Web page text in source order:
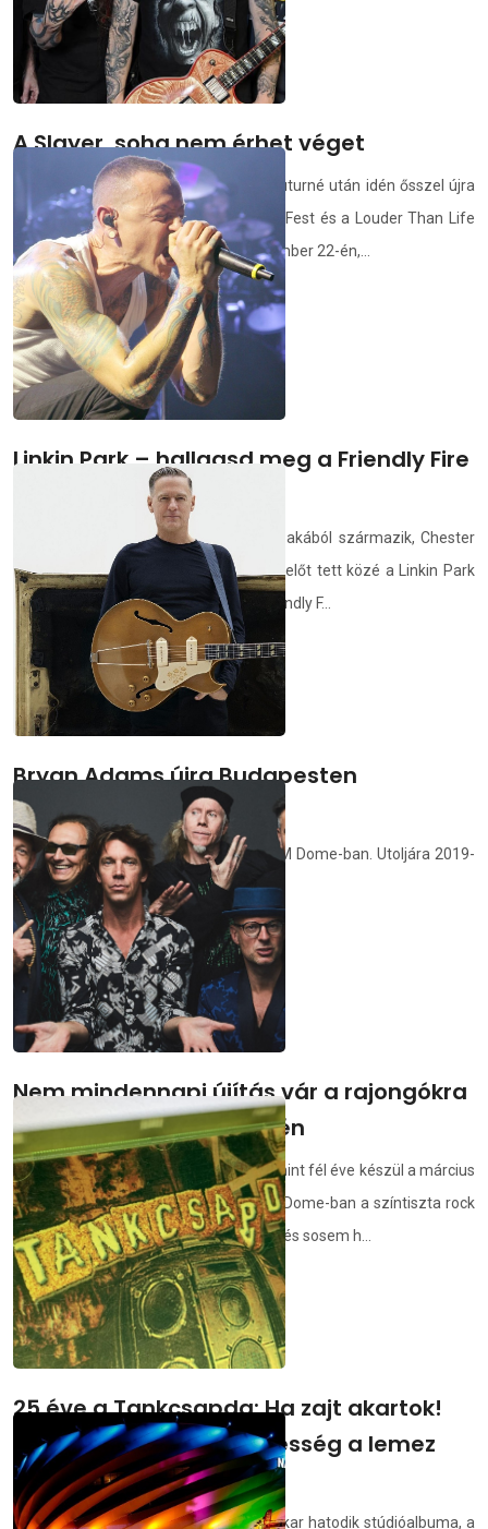
demedia.hu 2024.02.26.
A Slayer, soha nem érhet véget
A 2019 novemberében véget ért búcsúturné után idén ősszel újra
színpadra lép a Slayer: a banda a Riot Fest és a Louder Than Life
fesztivál egyik fő fellépője lesz szeptember 22-én,...
demedia.hu 2024.02.23.
Linkin Park – hallgasd meg a Friendly Fire
című kiadatlan dalt
A dal a zenekar One More Light korszakából származik, Chester
Bennington vokáljával. Egy félperces ízelőt tett közé a Linkin Park
egy eddig még nem hallott dalból, a Friendly F...
demedia.hu 2024.02.23.
Bryan Adams újra Budapesten
koncertezik
Bryan Adams októberben lép fel a MVM Dome-ban. Utoljára 2019-
ben játszott a magyar fővárosban.
demedia.hu 2024.02.20.
Nem mindennapi újítás vár a rajongókra
a Quimby nagykoncertjén
A Quimby és a Danubia Zenekar több mint fél éve készül a március
9-i Class&amp;Roll koncertre. Az MVM Dome-ban a színtiszta rock
and roll mellett szimfonikus átiratokkal és sosem h...
demedia.hu 2024.02.20.
25 éve a Tankcsapda: Ha zajt akartok!
albuma – íme 25 érdekesség a lemez
kapcsán
1999. február 19-én jelent meg a zenekar hatodik stúdióalbuma, a